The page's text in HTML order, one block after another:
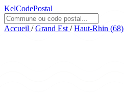
KelCodePostal
Accueil / Grand Est / Haut-Rhin (68)